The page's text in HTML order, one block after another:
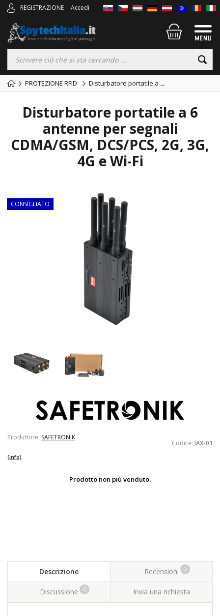
REGISTRAZIONE Accedi
PROTEZIONE RFID Disturbatore portatile a ...
Disturbatore portatile a 6
antenne per segnali
CDMA/GSM, DCS/PCS, 2G, 3G,
4G e Wi-Fi
CONSIGLIATO
Produttore: SAFETRONIK
Codice: JAX-01
(info)
Prodotto non più venduto.
Descrizione Recensioni 0
Discussione 0 Invia una richiesta